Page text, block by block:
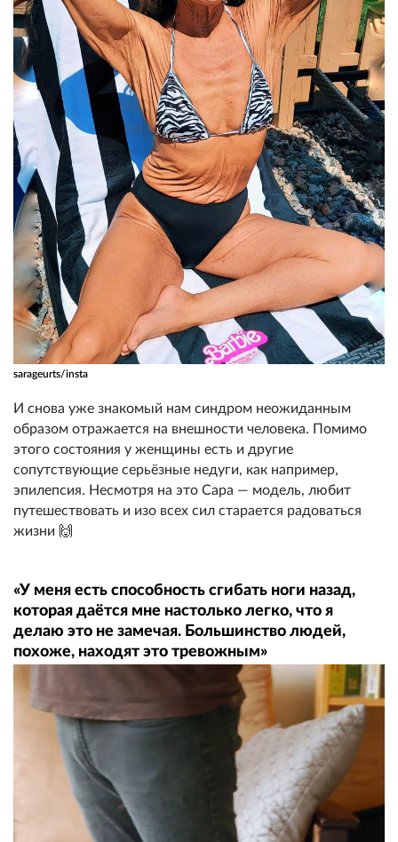
sarageurts/insta
И снова уже знакомый нам синдром неожиданным
образом отражается на внешности человека. Помимо
этого состояния у женщины есть и другие
сопутствующие серьёзные недуги, как например,
эпилепсия. Несмотря на это Сара — модель, любит
путешествовать и изо всех сил старается радоваться
жизни 🙌
«У меня есть способность сгибать ноги назад,
которая даётся мне настолько легко, что я
делаю это не замечая. Большинство людей,
похоже, находят это тревожным»